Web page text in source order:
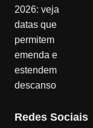
Redes Sociais